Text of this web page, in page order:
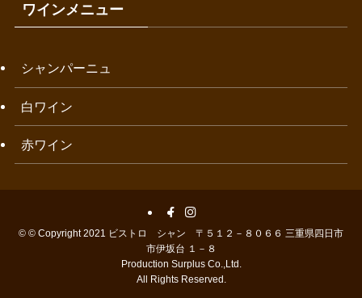
ワインメニュー
シャンパーニュ
白ワイン
赤ワイン
© © Copyright 2021 ビストロ シャン 〒５１２－８０６６ 三重県四日市
市伊坂台 １－８
Production Surplus Co.,Ltd.
All Rights Reserved.